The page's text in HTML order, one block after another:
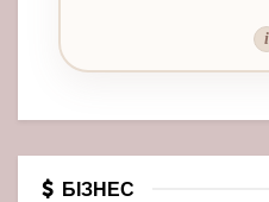
i
БІЗНЕС